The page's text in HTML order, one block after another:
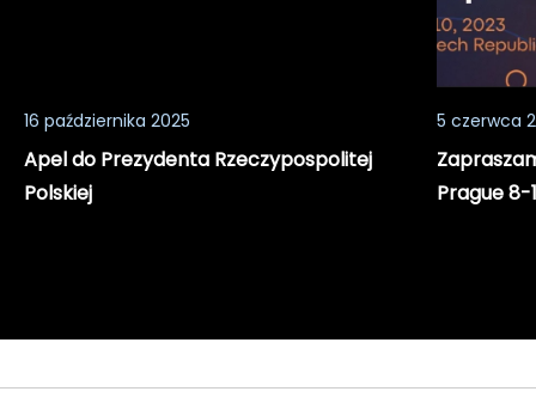
16 października 2025
Apel do Prezydenta Rzeczypospolitej
Polskiej
5 czerwca
Prague 8-